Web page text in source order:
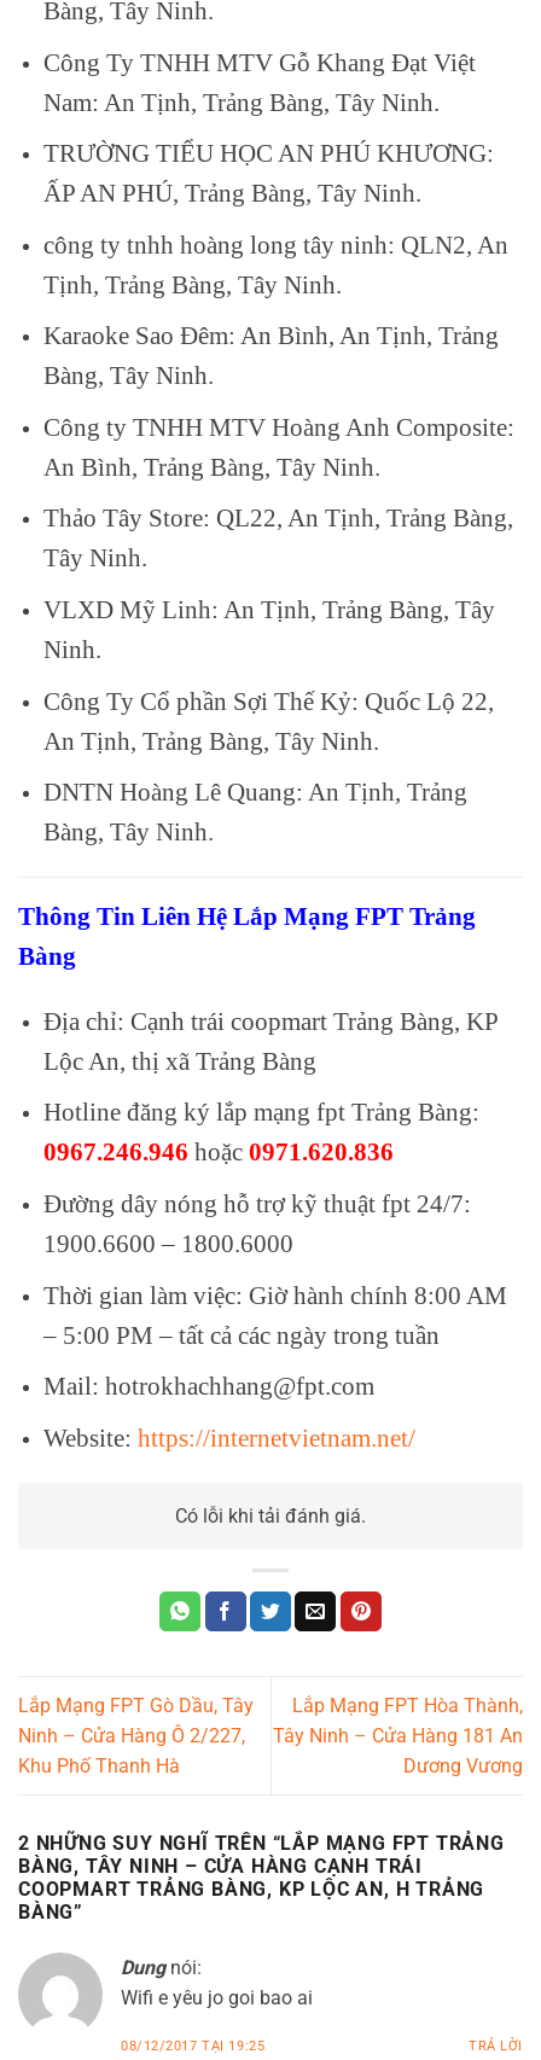
Bàng, Tây Ninh.
Công Ty TNHH MTV Gỗ Khang Đạt Việt
Nam: An Tịnh, Trảng Bàng, Tây Ninh.
TRƯỜNG TIỂU HỌC AN PHÚ KHƯƠNG:
ẤP AN PHÚ, Trảng Bàng, Tây Ninh.
công ty tnhh hoàng long tây ninh: QLN2, An
Tịnh, Trảng Bàng, Tây Ninh.
Karaoke Sao Đêm: An Bình, An Tịnh, Trảng
Bàng, Tây Ninh.
Công ty TNHH MTV Hoàng Anh Composite:
An Bình, Trảng Bàng, Tây Ninh.
Thảo Tây Store: QL22, An Tịnh, Trảng Bàng,
Tây Ninh.
VLXD Mỹ Linh: An Tịnh, Trảng Bàng, Tây
Ninh.
Công Ty Cổ phần Sợi Thế Kỷ: Quốc Lộ 22,
An Tịnh, Trảng Bàng, Tây Ninh.
DNTN Hoàng Lê Quang: An Tịnh, Trảng
Bàng, Tây Ninh.
Thông Tin Liên Hệ Lắp Mạng FPT Trảng
Bàng
Địa chỉ: Cạnh trái coopmart Trảng Bàng, KP
Lộc An, thị xã Trảng Bàng
Hotline đăng ký lắp mạng fpt Trảng Bàng:
0967.246.946 hoặc 0971.620.836
Đường dây nóng hỗ trợ kỹ thuật fpt 24/7:
1900.6600 – 1800.6000
Thời gian làm việc: Giờ hành chính 8:00 AM
– 5:00 PM – tất cả các ngày trong tuần
Mail: hotrokhachhang@fpt.com
Website: https://internetvietnam.net/
Có lỗi khi tải đánh giá.
Lắp Mạng FPT Gò Dầu, Tây
Ninh – Cửa Hàng Ô 2/227,
Khu Phố Thanh Hà
Lắp Mạng FPT Hòa Thành,
Tây Ninh – Cửa Hàng 181 An
Dương Vương
2 NHỮNG SUY NGHĨ TRÊN “LẮP MẠNG FPT TRẢNG
BÀNG, TÂY NINH – CỬA HÀNG CẠNH TRÁI
COOPMART TRẢNG BÀNG, KP LỘC AN, H TRẢNG
BÀNG”
Dung nói:
Wifi e yêu jo goi bao ai
08/12/2017 TẠI 19:25 TRẢ LỜI